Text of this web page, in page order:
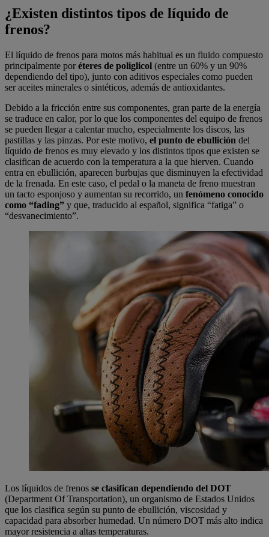
¿Existen distintos tipos de líquido de
frenos?
El líquido de frenos para motos más habitual es un fluido compuesto
principalmente poréteres de poliglicol (entre un 60% y un 90%
dependiendo del tipo), junto con aditivos especiales como pueden
ser aceites minerales o sintéticos, además de antioxidantes.
Debido a la fricción entre sus componentes, gran parte de la energía
se traduce en calor, por lo que los componentes del equipo de frenos
se pueden llegar a calentar mucho, especialmente los discos, las
pastillas y las pinzas. Por este motivo, el punto de ebullición del
líquido de frenos es muy elevado y los distintos tipos que existen se
clasifican de acuerdo con la temperatura a la que hierven. Cuando
entra en ebullición, aparecen burbujas que disminuyen la efectividad
de la frenada. En este caso, el pedal o la maneta de freno muestran
un tacto esponjoso y aumentan su recorrido, un fenómeno conocido
como “fading” y que, traducido al español, significa “fatiga” o
“desvanecimiento”.
Los líquidos de frenos se clasifican dependiendo del DOT
(Department Of Transportation), un organismo de Estados Unidos
que los clasifica según su punto de ebullición, viscosidad y
capacidad para absorber humedad. Un número DOT más alto indica
mayor resistencia a altas temperaturas.